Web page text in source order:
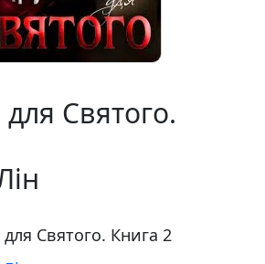
Святого.
Святого. Книга 2